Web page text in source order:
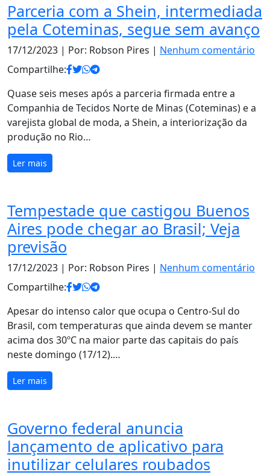
Parceria com a Shein, intermediada
pela Coteminas, segue sem avanço
17/12/2023 | Por: Robson Pires | Nenhum comentário
Compartilhe:
Quase seis meses após a parceria firmada entre a
Companhia de Tecidos Norte de Minas (Coteminas) e a
varejista global de moda, a Shein, a interiorização da
produção no Rio…
Ler mais
Tempestade que castigou Buenos
Aires pode chegar ao Brasil; Veja
previsão
17/12/2023 | Por: Robson Pires | Nenhum comentário
Compartilhe:
Apesar do intenso calor que ocupa o Centro-Sul do
Brasil, com temperaturas que ainda devem se manter
acima dos 30ºC na maior parte das capitais do país
neste domingo (17/12).…
Ler mais
Governo federal anuncia
lançamento de aplicativo para
inutilizar celulares roubados